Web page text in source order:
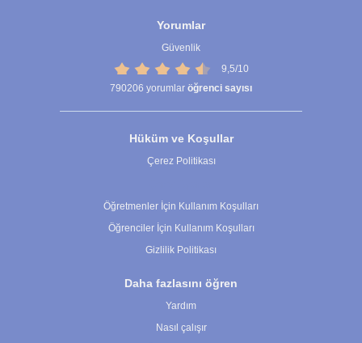
Yorumlar
Güvenlik
9,5/10
790206 yorumlar öğrenci sayısı
Hüküm ve Koşullar
Çerez Politikası
Öğretmenler İçin Kullanım Koşulları
Öğrenciler İçin Kullanım Koşulları
Gizlilik Politikası
Daha fazlasını öğren
Yardım
Nasıl çalışır